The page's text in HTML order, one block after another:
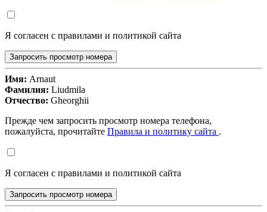
Я согласен с правилами и политикой сайта
Запросить просмотр номера
Имя: Arnaut
Фамилия: Liudmila
Отчество: Gheorghii
Прежде чем запросить просмотр номера телефона,
пожалуйста, прочитайте Правила и политику сайта .
Я согласен с правилами и политикой сайта
Запросить просмотр номера